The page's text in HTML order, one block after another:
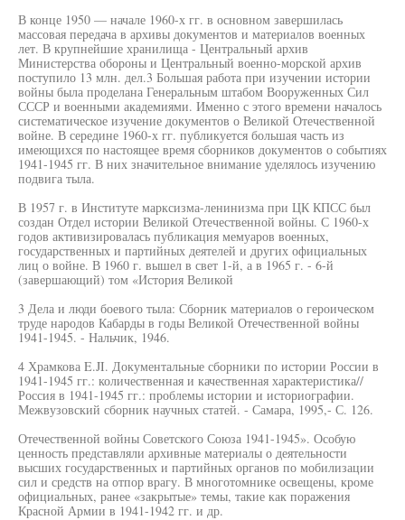
В конце 1950 — начале 1960-х гг. в основном завершилась
массовая передача в архивы документов и материалов военных
лет. В крупнейшие хранилища - Центральный архив
Министерства обороны и Центральный военно-морской архив
поступило 13 млн. дел.3 Большая работа при изучении истории
войны была проделана Генеральным штабом Вооруженных Сил
СССР и военными академиями. Именно с этого времени началось
систематическое изучение документов о Великой Отечественной
войне. В середине 1960-х гг. публикуется большая часть из
имеющихся по настоящее время сборников документов о событиях
1941-1945 гг. В них значительное внимание уделялось изучению
подвига тыла.
В 1957 г. в Институте марксизма-ленинизма при ЦК КПСС был
создан Отдел истории Великой Отечественной войны. С 1960-х
годов активизировалась публикация мемуаров военных,
государственных и партийных деятелей и других официальных
лиц о войне. В 1960 г. вышел в свет 1-й, а в 1965 г. - 6-й
(завершающий) том «История Великой
3 Дела и люди боевого тыла: Сборник материалов о героическом
труде народов Кабарды в годы Великой Отечественной войны
1941-1945. - Нальчик, 1946.
4 Храмкова E.JI. Документальные сборники по истории России в
1941-1945 гг.: количественная и качественная характеристика//
Россия в 1941-1945 гг.: проблемы истории и историографии.
Межвузовский сборник научных статей. - Самара, 1995,- С. 126.
Отечественной войны Советского Союза 1941-1945». Особую
ценность представляли архивные материалы о деятельности
высших государственных и партийных органов по мобилизации
сил и средств на отпор врагу. В многотомнике освещены, кроме
официальных, ранее «закрытые» темы, такие как поражения
Красной Армии в 1941-1942 гг. и др.